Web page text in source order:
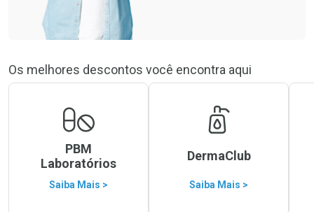
Os melhores descontos você encontra aqui
PBM
Laboratórios
Saiba Mais >
DermaClub
Saiba Mais >